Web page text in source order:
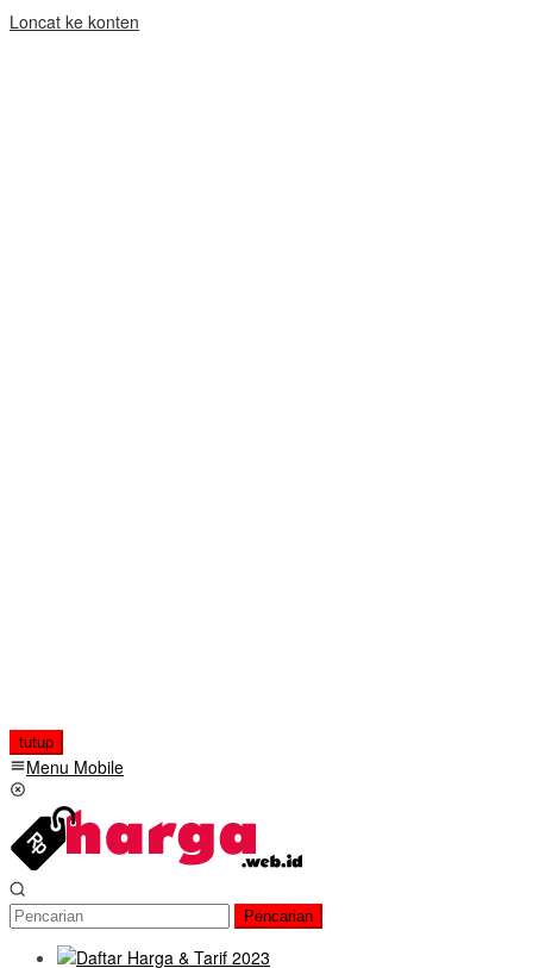
Loncat ke konten
tutup
Menu Mobile
Pencarian